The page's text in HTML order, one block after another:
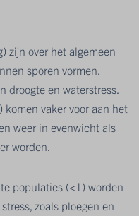
zijn over het algemeen
sporen vormen.
droogte en waterstress.
vaker voor aan het
weer in evenwicht als
worden.
populaties (<1) worden
zoals ploegen en